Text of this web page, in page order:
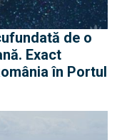
de o
Exact
în Portul